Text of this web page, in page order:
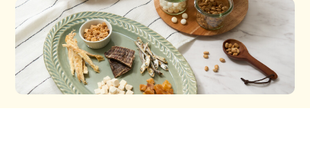
【先着100名様限
定】やわらか乳酸菌
スティック3種セッ
ト 無料プレゼント
(税込)
【お一人様1回限
り・送料無料】おや
つお試し10点セッ
ト
¥2,500 (税込)
うまうまスティック
鶏・さつまいも
¥935 (税込)
さつまいもワッフ
792 (税込)